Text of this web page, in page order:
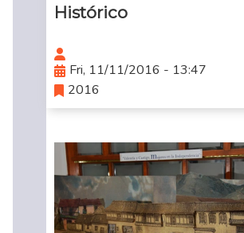
Histórico
Fri, 11/11/2016 - 13:47
2016